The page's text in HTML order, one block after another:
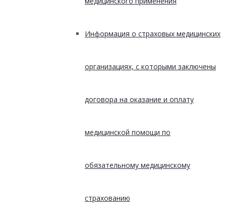
Информация о страховых медицинских
организациях, с которыми заключены
договора на оказание и оплату
медицинской помощи по
обязательному медицинскому
страхованию